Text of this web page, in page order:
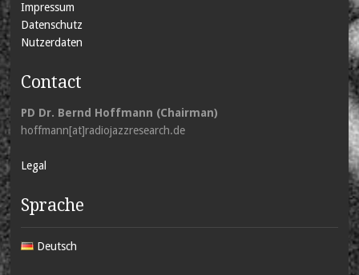
Impressum
Datenschutz
Nutzerdaten
Contact
PD Dr. Bernd Hoffmann (Chairman)
hoffmann[at]radiojazzresearch.de
Legal
Sprache
Deutsch